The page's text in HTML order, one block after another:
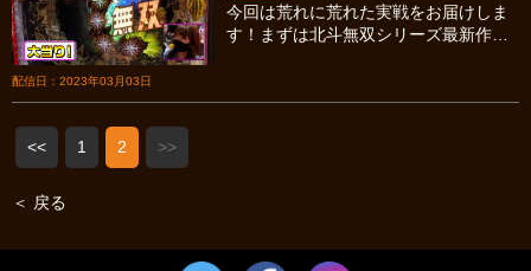
配信日：2023年03月03日
今回は荒れに荒れた実戦をお届けしま
す！まずは北斗無双シリーズ最新作！
答えは放送をご覧ください
<< 1 2 >>
＜ 戻る